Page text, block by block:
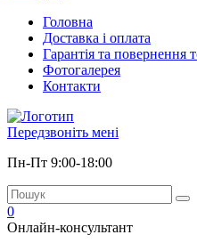
Головна
Доставка і оплата
Гарантія та повернення
Фотогалерея
Контакти
Передзвоніть мені
Пн-Пт 9:00-18:00
0
Онлайн-консультант